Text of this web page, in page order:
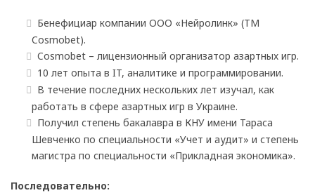
Бенефициар компании ООО «Нейролинк» (ТМ
Cosmobet).
Cosmobet – лицензионный организатор азартных игр.
10 лет опыта в IT, аналитике и программировании.
В течение последних нескольких лет изучал, как
работать в сфере азартных игр в Украине.
Получил степень бакалавра в КНУ имени Тараса
Шевченко по специальности «Учет и аудит» и степень
магистра по специальности «Прикладная экономика».
Последовательно: